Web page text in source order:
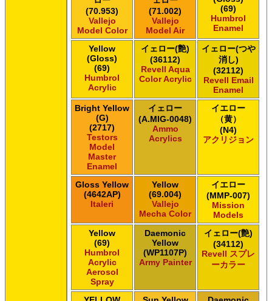
ＧＳＩクレオス Mr.カラー スーパーメタリック
ＧＳＩクレオス Mr.カラー スーパーメタリック 2
ＧＳＩクレオス Mr.カラースプレー
ＧＳＩクレオス Mr.クリアカラーGX
ＧＳＩクレオス Mr.クリスタルカラー
ＧＳＩクレオス Mr.サーフェイサー/プライマー
ＧＳＩクレオス Mr.トップコート
ＧＳＩクレオス Mr.メタリックカラーGX
ＧＳＩクレオス Mr.メタルカラー
ＧＳＩクレオス アクリジョン
ＧＳＩクレオス ガンダムカラー
ＧＳＩクレオス ガンダムカラー
ＧＳＩクレオス ガンダムカラースプレー
ＧＳＩクレオス ガンダムカラースプレー
ＧＳＩクレオス ガンダムマーカー
ＧＳＩクレオス 水性ホビーカラー
(70.953)
Vallejo
Model Color
(71.002)
Vallejo
Model Air
(69)
Humbrol
Enamel
Yellow
(Gloss)
(69)
Humbrol
Acrylic
イェロー(艶)
(36112)
Revell Aqua
Color Acrylic
イェロー(つや
消し)
(32112)
Revell Email
Enamel
Bright Yellow
(G)
(2717)
Testors
Model
Master
Enamel
イェロー
(A.MIG-0048)
Ammo
Acrylics
イエロー
（黄）
(N4)
アクリジョン
Gloss Yellow
(4642AP)
Italeri
Yellow
(69.004)
Vallejo
Mecha Color
イエロー
(MMP-007)
Mission
Models
Yellow
(69)
Humbrol
Acrylic
Aerosol
Spray
Daemonic
Yellow
(WP1107P)
Army Painter
イェロー(艶)
(34112)
Revell スプレ
ーカラー